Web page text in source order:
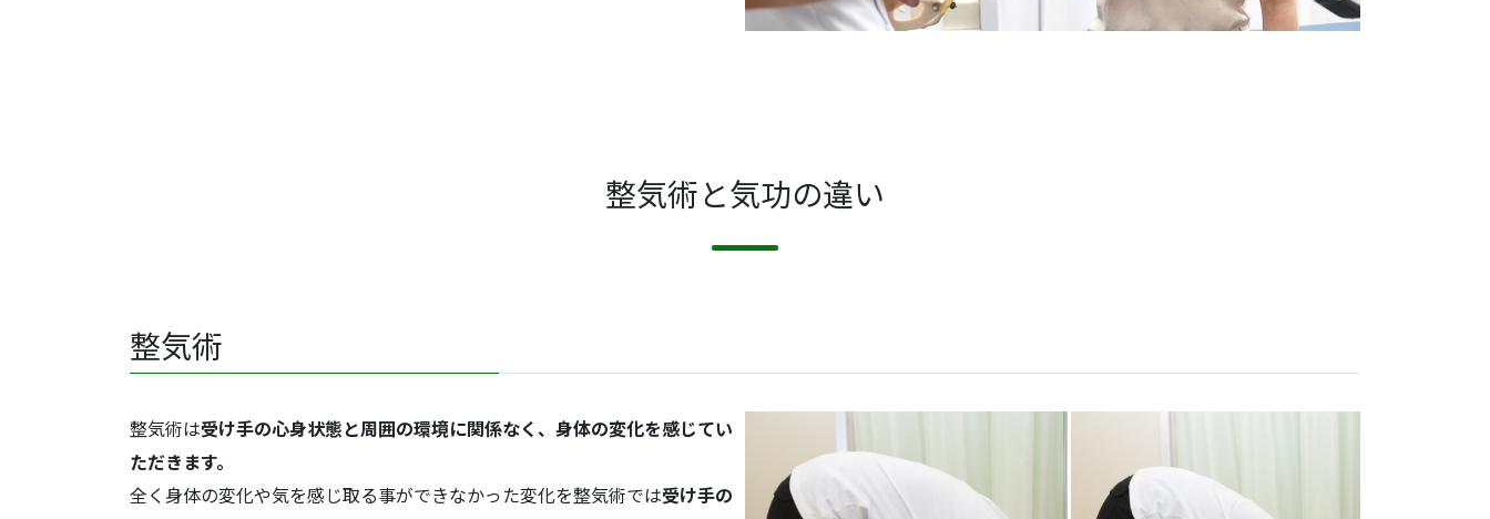
整気術と気功の違い
整気術
整気術は受け手の心身状態と周囲の環境に関係なく、身体の変化を感じてい
ただきます。
全く身体の変化や気を感じ取る事ができなかった変化を整気術では受け手の